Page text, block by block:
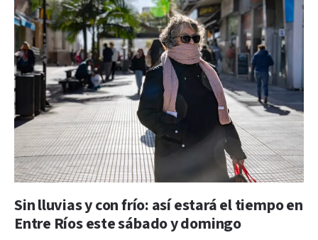
Sin lluvias y con frío: así estará el tiempo en
Entre Ríos este sábado y domingo